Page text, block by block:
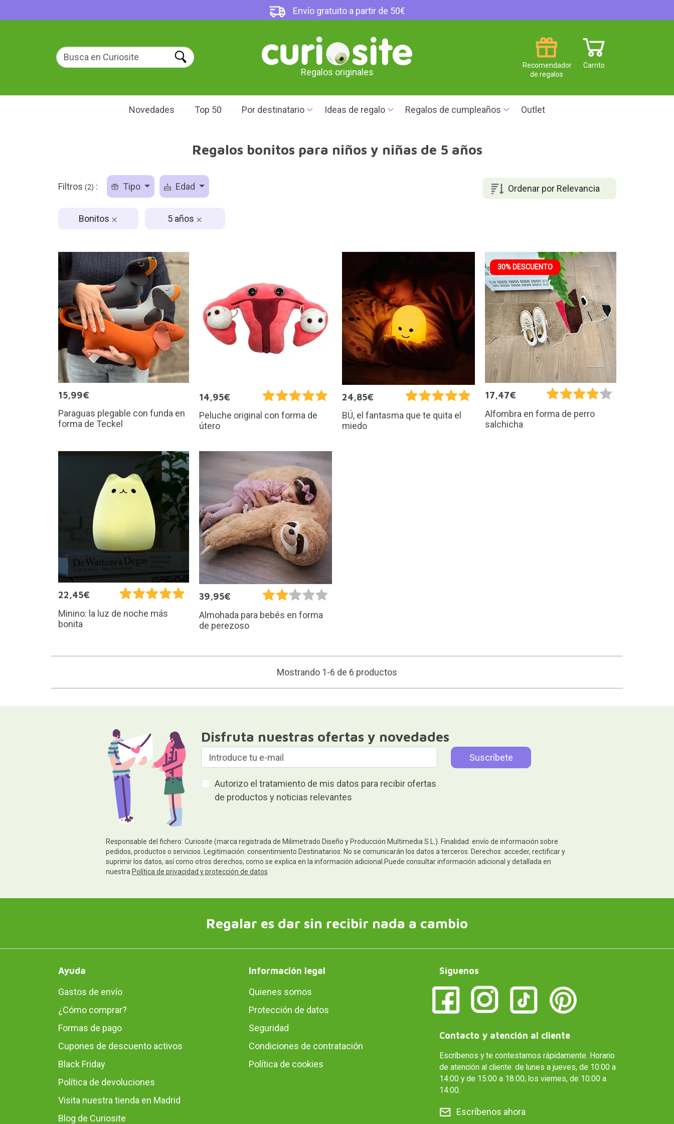
Envío gratuito a partir de 50€
Regalos originales
Carrito
Recomendador
de regalos
Novedades Top 50 Por destinatario Ideas de regalo Regalos de cumpleaños Outlet
Regalos bonitos para niños y niñas de 5 años
Ordenar por Relevancia
Filtros (2) : Tipo Edad
Bonitos 5 años
15,99€
Paraguas plegable con funda en
forma de Teckel
14,95€
Peluche original con forma de
útero
24,85€
BÚ, el fantasma que te quita el
miedo
30% DESCUENTO
17,47€
Alfombra en forma de perro
salchicha
22,45€
Minino: la luz de noche más
bonita
39,95€
Almohada para bebés en forma
de perezoso
Mostrando 1-6 de 6 productos
Disfruta nuestras ofertas y novedades
Autorizo el tratamiento de mis datos para recibir ofertas
de productos y noticias relevantes
Responsable del fichero: Curiosite (marca registrada de Milimetrado Diseño y Producción Multimedia S.L.). Finalidad: envío de información sobre
pedidos, productos o servicios. Legitimación: consentimiento.Destinatarios: No se comunicarán los datos a terceros. Derechos: acceder, rectificar y
suprimir los datos, así como otros derechos, como se explica en la información adicional.Puede consultar información adicional y detallada en
nuestra Política de privacidad y protección de datos
Regalar es dar sin recibir nada a cambio
Ayuda
Gastos de envío
¿Cómo comprar?
Formas de pago
Cupones de descuento activos
Black Friday
Política de devoluciones
Visita nuestra tienda en Madrid
Blog de Curiosite
Información legal
Quienes somos
Protección de datos
Seguridad
Condiciones de contratación
Política de cookies
Síguenos
Contacto y atención al cliente
Escríbenos y te contestamos rápidamente. Horario
de atención al cliente: de lunes a jueves, de 10:00 a
14:00 y de 15:00 a 18:00; los viernes, de 10:00 a
14:00.
Escríbenos ahora